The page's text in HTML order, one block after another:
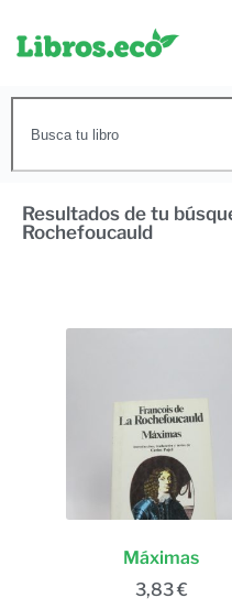
Resultados de tu
Rochefoucauld
Máximas
3,83€